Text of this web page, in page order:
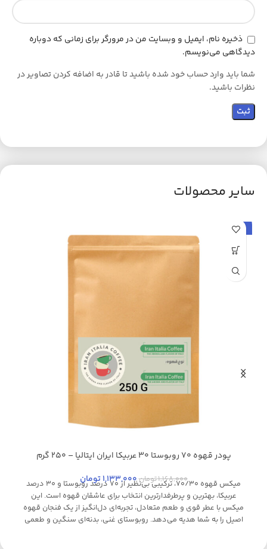
ذخیره نام، ایمیل و وبسایت من در مرورگر برای زمانی که دوباره
دیدگاهی می‌نویسم.
شما باید وارد حساب خود شده باشید تا قادر به اضافه کردن تصاویر در
نظرات باشید.
سایر محصولات
حراج
پودر قهوه 70 روبوستا 30 عربیکا ایران ایتالیا – 250 گرم
1,168,000تومان1,133,000 تومان
میکس قهوه ۷۰/۳۰، ترکیبی بی‌نظیر از ۷۰ درصد روبوستا و ۳۰ درصد
عربیکا، بهترین و پرطرفدارترین انتخاب برای عاشقان قهوه است. این
میکس با عطر قوی و طعم متعادل، تجربه‌ای دل‌انگیز از یک فنجان قهوه
اصیل را به شما هدیه می‌دهد. روبوستای غنی، بدنه‌ای سنگین و طعمی